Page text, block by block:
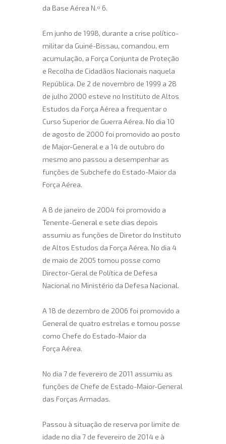
da Base Aérea N.º 6.
Em junho de 1998, durante a crise político-
militar da Guiné-Bissau, comandou, em
acumulação, a Força Conjunta de Proteção
e Recolha de Cidadãos Nacionais naquela
República. De 2 de novembro de 1999 a 28
de julho 2000 esteve no Instituto de Altos
Estudos da Força Aérea a frequentar o
Curso Superior de Guerra Aérea. No dia 10
de agosto de 2000 foi promovido ao posto
de Major-General e a 14 de outubro do
mesmo ano passou a desempenhar as
funções de Subchefe do Estado-Maior da
Força Aérea.
A 8 de janeiro de 2004 foi promovido a
Tenente-General e sete dias depois
assumiu as funções de Diretor do Instituto
de Altos Estudos da Força Aérea. No dia 4
de maio de 2005 tomou posse como
Director-Geral de Política de Defesa
Nacional no Ministério da Defesa Nacional.
A 18 de dezembro de 2006 foi promovido a
General de quatro estrelas e tomou posse
como Chefe do Estado-Maior da
Força Aérea.
No dia 7 de fevereiro de 2011 assumiu as
funções de Chefe de Estado-Maior-General
das Forças Armadas.
Passou à situação de reserva por limite de
idade no dia 7 de fevereiro de 2014 e à